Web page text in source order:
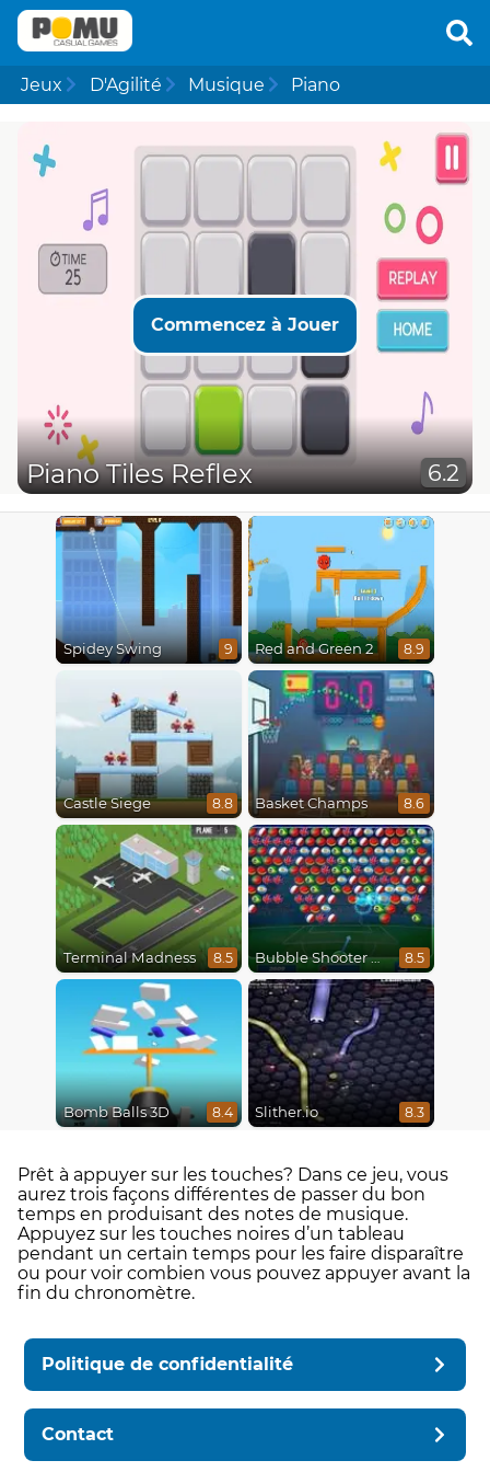
Jeux D'Agilité Musique Piano
Commencez à Jouer
Piano Tiles Reflex 6.2
Spidey Swing 9 Red and Green 2 8.9
Castle Siege 8.8 Basket Champs 8.6
Terminal Madness 8.5 Bubble Shooter World Cup 8.5
Bomb Balls 3D 8.4 Slither.io 8.3
Prêt à appuyer sur les touches? Dans ce jeu, vous
aurez trois façons différentes de passer du bon
temps en produisant des notes de musique.
Appuyez sur les touches noires d’un tableau
pendant un certain temps pour les faire disparaître
ou pour voir combien vous pouvez appuyer avant la
fin du chronomètre.
Politique de confidentialité
Contact